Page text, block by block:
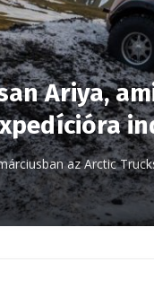
Ariya,
az Arctic